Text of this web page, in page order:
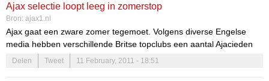
Stekelenburg
Ajax selectie loopt leeg in zomerstop
Bron: ajax1.nl
Ajax gaat een zware zomer tegemoet. Volgens diverse Engelse
media hebben verschillende Britse topclubs een aantal Ajacieden
op het oog en zijn bereid om flink in de buidel te tasten.
Maarten Stekelenburg verkast zo goed als zeker naar Manchester
Delen Tweet 11 February, 2011 - 18:51